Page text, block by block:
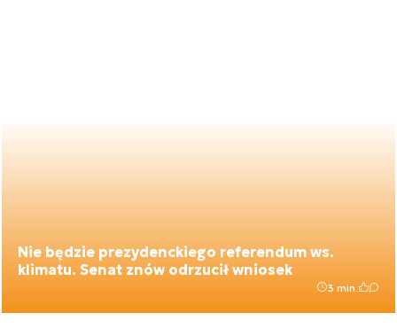
Nie będzie prezydenckiego referendum ws.
klimatu. Senat znów odrzucił wniosek
3 min.